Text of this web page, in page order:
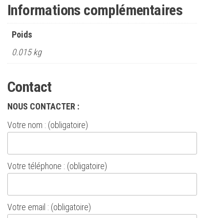
Informations complémentaires
Poids
0.015 kg
Contact
NOUS CONTACTER :
Votre nom : (obligatoire)
Votre téléphone : (obligatoire)
Votre email : (obligatoire)